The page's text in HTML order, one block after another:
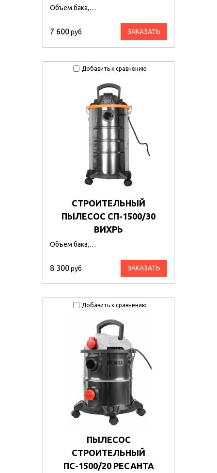
Объем бака,…
7 600руб ЗАКАЗАТЬ
Добавить к сравнению
СТРОИТЕЛЬНЫЙ
ПЫЛЕСОС СП-1500/30
ВИХРЬ
Объем бака,…
8 300руб ЗАКАЗАТЬ
Добавить к сравнению
ПЫЛЕСОС
СТРОИТЕЛЬНЫЙ
ПС-1500/20 РЕСАНТА